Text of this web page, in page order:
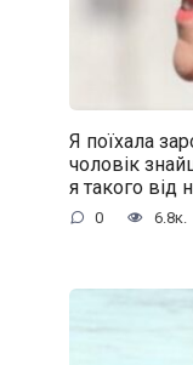
Я поїхала
чоловік
я такого від
0 6.8к.